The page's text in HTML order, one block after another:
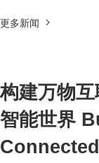
更多新闻
构建万物互
智能世界